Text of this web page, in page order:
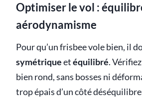
Optimiser le vol :
aérodynamisme
Pour qu’un frisbee vole bien, il
symétriqueetéquilibré.
bien rond, sans bosses ni
trop épais d’un côté